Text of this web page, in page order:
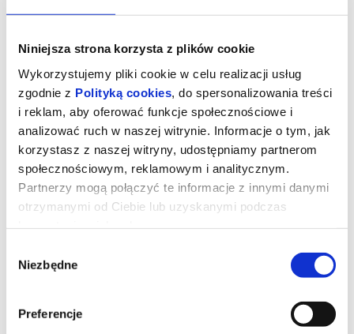
Niniejsza strona korzysta z plików cookie
Wykorzystujemy pliki cookie w celu realizacji usług
zgodnie z Polityką cookies , do spersonalizowania treści
i reklam, aby oferować funkcje społecznościowe i
analizować ruch w naszej witrynie. Informacje o tym, jak
korzystasz z naszej witryny, udostępniamy partnerom
społecznościowym, reklamowym i analitycznym.
Partnerzy mogą połączyć te informacje z innymi danymi
otrzymanymi od Ciebie lub uzyskanymi podczas
zgody
Niezbędne
Preferencje
Kumotry
Historia przyjaźni kobiet zamieszkujących wymierającą polską
wieś w rumuńskich Karpatach. Hanka i Bronka pochowały już
imponują pogodą ducha, choć ich rzeczywistość nieubłaganie
odchodzi w przeszłość. Pozostają wspomnienia o czasach, które